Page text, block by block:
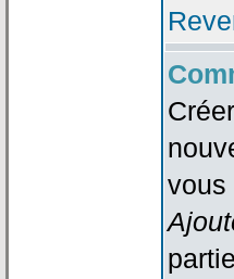
vous
partie